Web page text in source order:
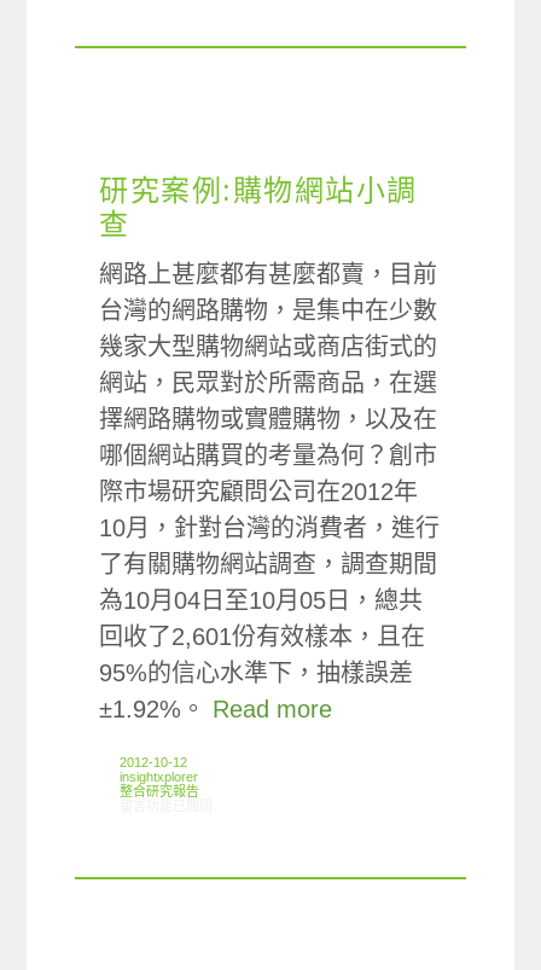
研究案例:購物網站小調
查
網路上甚麼都有甚麼都賣，目前
台灣的網路購物，是集中在少數
幾家大型購物網站或商店街式的
網站，民眾對於所需商品，在選
擇網路購物或實體購物，以及在
哪個網站購買的考量為何？創市
際市場研究顧問公司在2012年
10月，針對台灣的消費者，進行
了有關購物網站調查，調查期間
為10月04日至10月05日，總共
回收了2,601份有效樣本，且在
95%的信心水準下，抽樣誤差
±1.92%。 Read more
2012-10-12
insightxplorer
整合研究報告